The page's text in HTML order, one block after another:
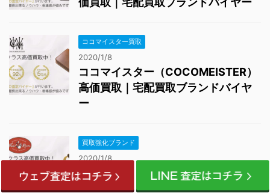
ココマイスター買取
2020/1/8
ココマイスター（COCOMEISTER）
高価買取｜宅配買取ブランドバイヤ
ー
買取強化ブランド
2020/1/8
フロストリバー（FROST RIVER）高
価買取｜宅配買取ブランドバイヤー